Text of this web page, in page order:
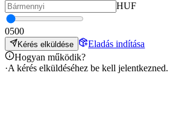
HUF
0500
Kérés elküldése
Eladás indítása
Hogyan működik?
·A kérés elküldéséhez be kell jelentkezned.